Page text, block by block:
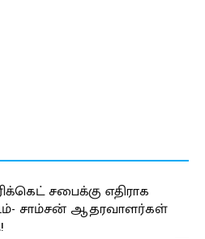
சபைக்கு எதிராக
சாம்சன் ஆதரவாளர்கள்